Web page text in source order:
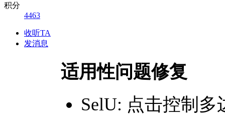
积分
4463
收听TA
发消息
适用性问题修复
SelU: 点击控制多